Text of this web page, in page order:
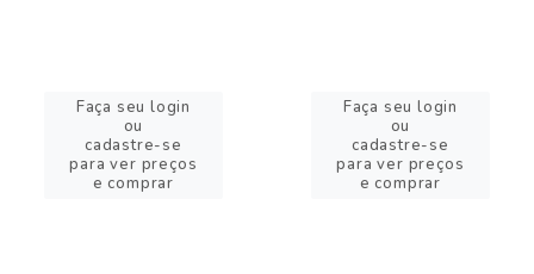
Faça seu login
ou
cadastre-se
para ver preços
e comprar
Faça seu login
ou
cadastre-se
para ver preços
e comprar